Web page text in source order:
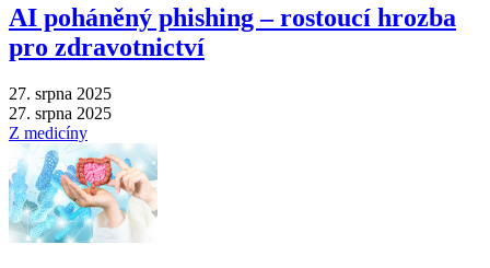
AI poháněný phishing –⁠ rostoucí hrozba
pro zdravotnictví
27. srpna 2025
27. srpna 2025
Z medicíny